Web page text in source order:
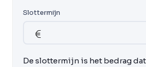
Slottermijn
De slottermijn is het bedrag